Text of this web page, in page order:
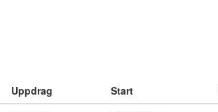
Uppdrag Start